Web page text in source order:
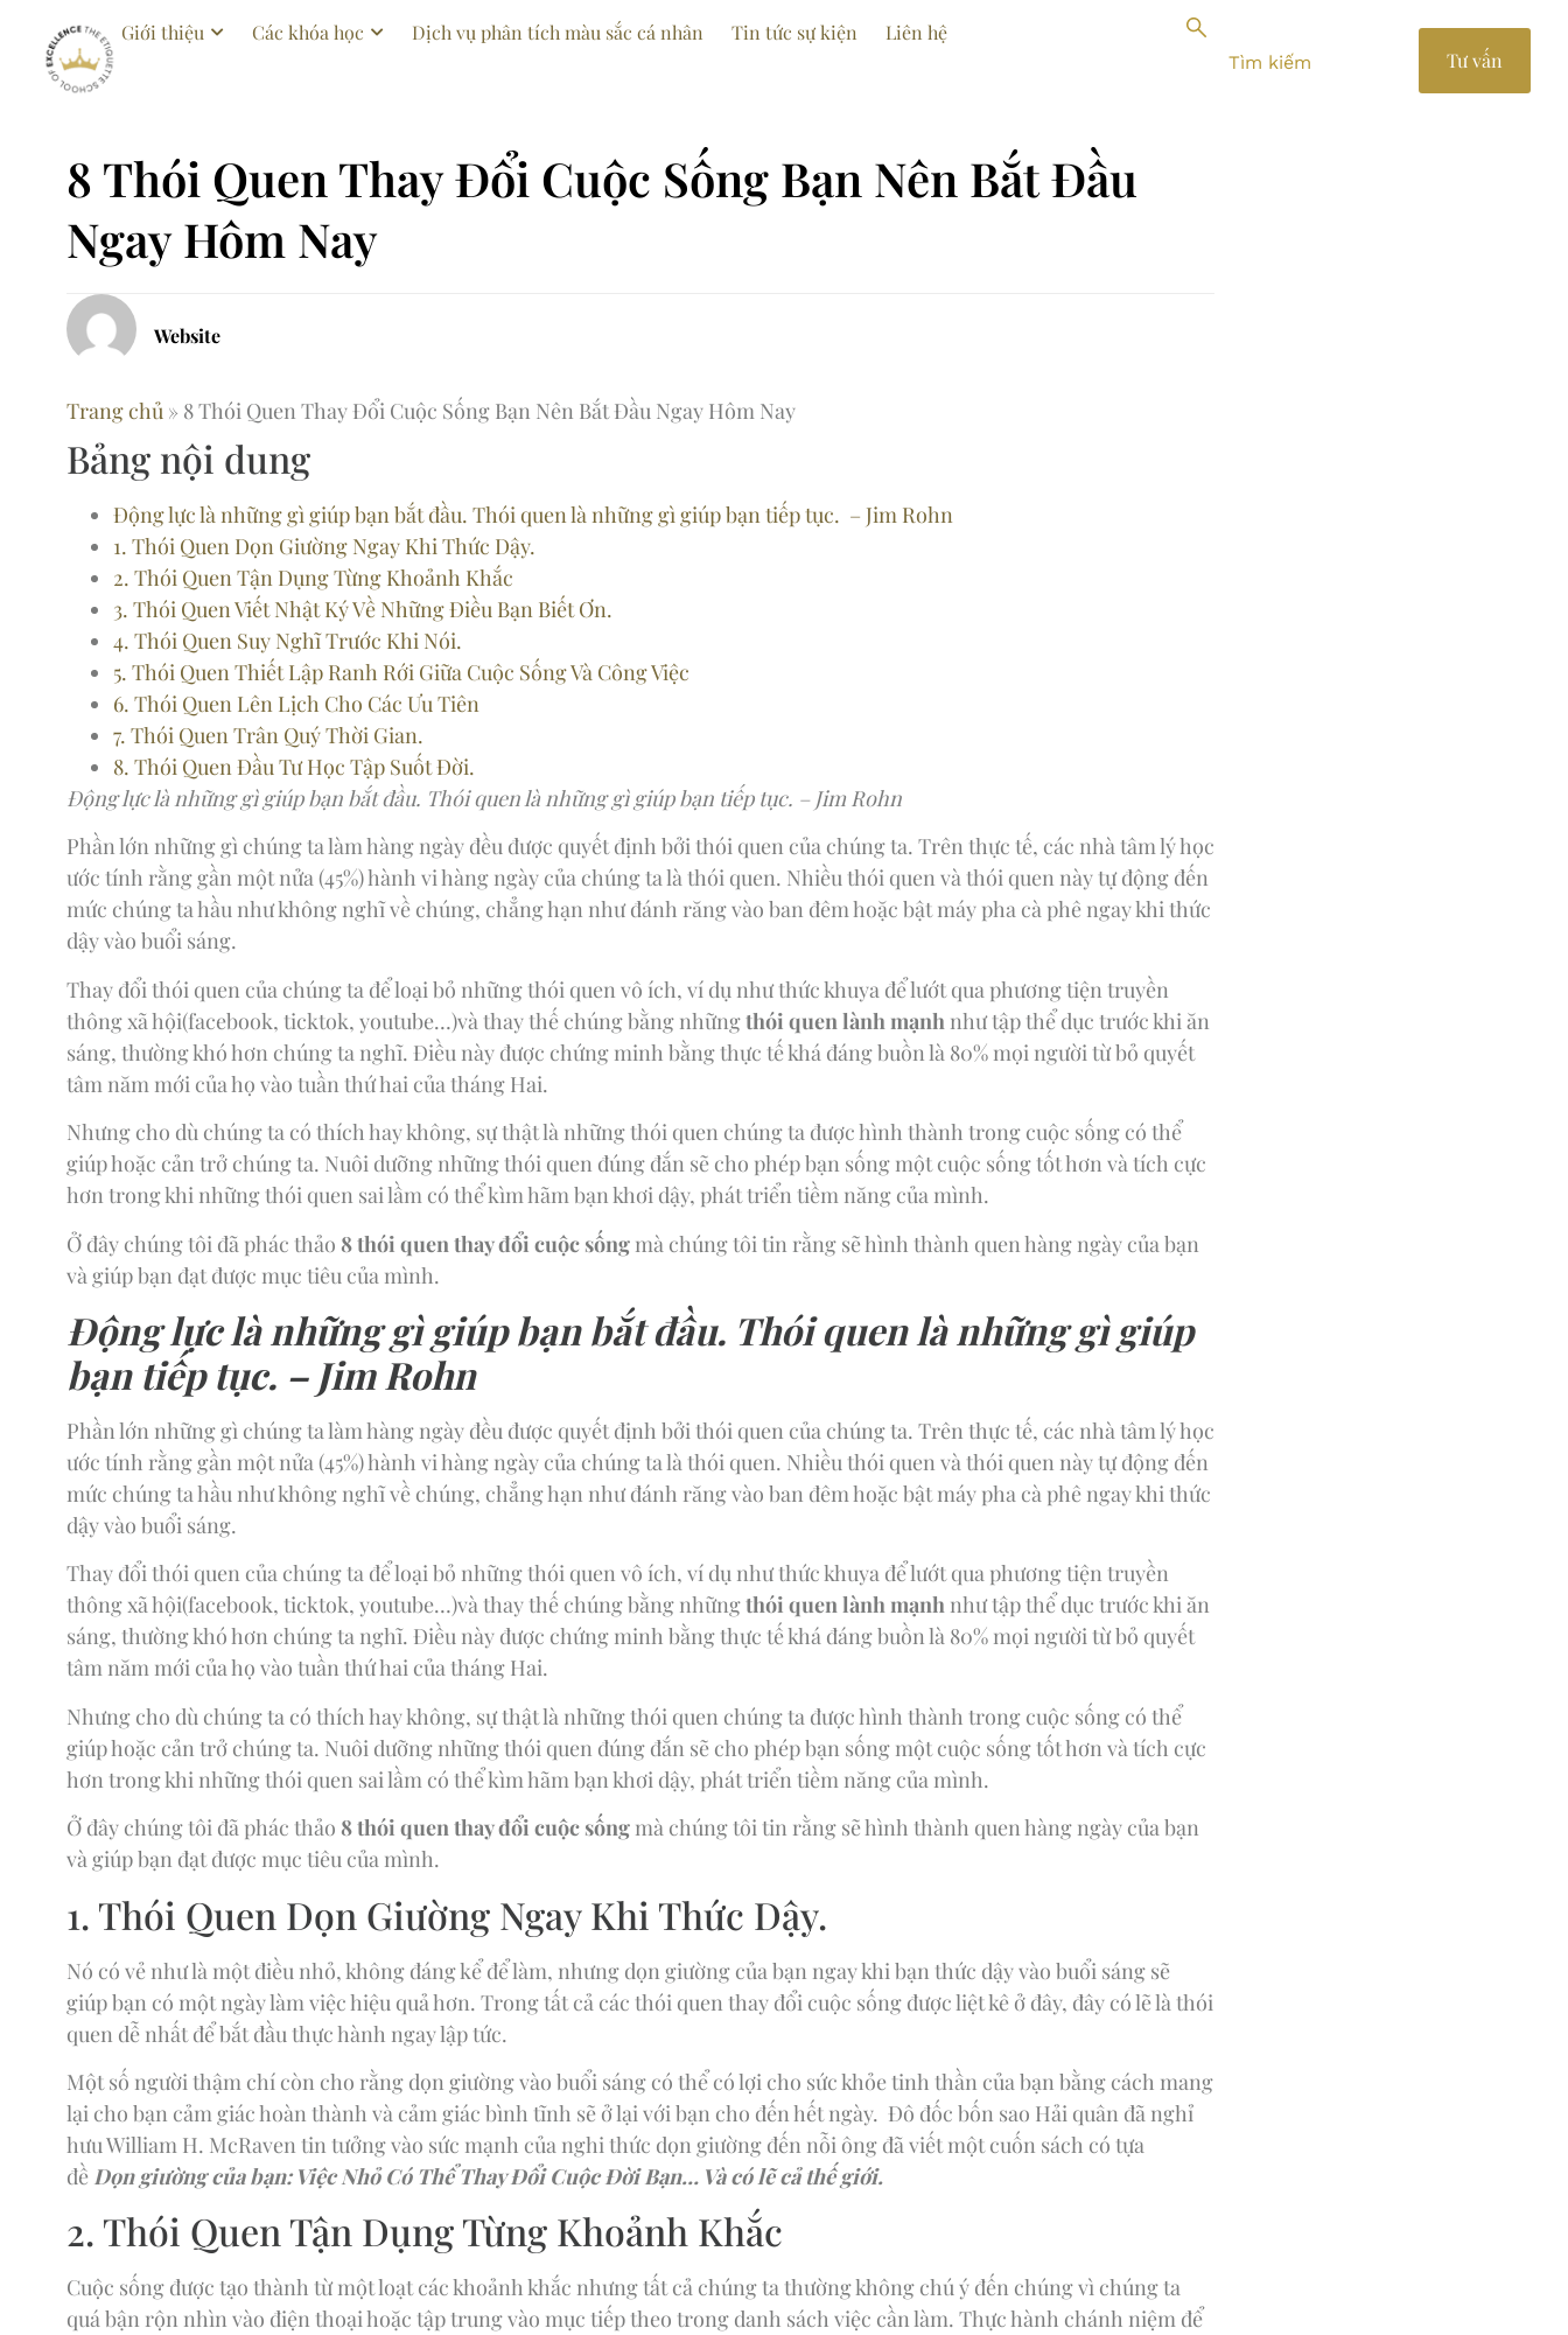
Giới thiệu Các khóa học Dịch vụ phân tích màu sắc cá nhân Tin tức sự kiện
Liên hệ
Tư vấn
8 Thói Quen Thay Đổi Cuộc Sống Bạn Nên Bắt Đầu
Ngay Hôm Nay
Website
Trang chủ » 8 Thói Quen Thay Đổi Cuộc Sống Bạn Nên Bắt Đầu Ngay Hôm Nay
Bảng nội dung
Động lực là những gì giúp bạn bắt đầu. Thói quen là những gì giúp bạn tiếp tục. – Jim Rohn
1. Thói Quen Dọn Giường Ngay Khi Thức Dậy.
2. Thói Quen Tận Dụng Từng Khoảnh Khắc
3. Thói Quen Viết Nhật Ký Về Những Điều Bạn Biết Ơn.
4. Thói Quen Suy Nghĩ Trước Khi Nói.
5. Thói Quen Thiết Lập Ranh Rới Giữa Cuộc Sống Và Công Việc
6. Thói Quen Lên Lịch Cho Các Ưu Tiên
7. Thói Quen Trân Quý Thời Gian.
8. Thói Quen Đầu Tư Học Tập Suốt Đời.
Động lực là những gì giúp bạn bắt đầu. Thói quen là những gì giúp bạn tiếp tục. – Jim Rohn
Phần lớn những gì chúng ta làm hàng ngày đều được quyết định bởi thói quen của chúng ta. Trên thực tế, các nhà tâm lý học
ước tính rằng gần một nửa (45%) hành vi hàng ngày của chúng ta là thói quen. Nhiều thói quen và thói quen này tự động đến
mức chúng ta hầu như không nghĩ về chúng, chẳng hạn như đánh răng vào ban đêm hoặc bật máy pha cà phê ngay khi thức
dậy vào buổi sáng.
Thay đổi thói quen của chúng ta để loại bỏ những thói quen vô ích, ví dụ như thức khuya để lướt qua phương tiện truyền
thông xã hội(facebook, ticktok, youtube…)và thay thế chúng bằng nhữngthói quen lành mạnh như tập thể dục trước khi ăn
sáng, thường khó hơn chúng ta nghĩ. Điều này được chứng minh bằng thực tế khá đáng buồn là 80% mọi người từ bỏ quyết
tâm năm mới của họ vào tuần thứ hai của tháng Hai.
Nhưng cho dù chúng ta có thích hay không, sự thật là những thói quen chúng ta được hình thành trong cuộc sống có thể
giúp hoặc cản trở chúng ta. Nuôi dưỡng những thói quen đúng đắn sẽ cho phép bạn sống một cuộc sống tốt hơn và tích cực
hơn trong khi những thói quen sai lầm có thể kìm hãm bạn khơi dậy, phát triển tiềm năng của mình.
Ở đây chúng tôi đã phác thảo 8 thói quen thay đổi cuộc sống mà chúng tôi tin rằng sẽ hình thành quen hàng ngày của bạn
và giúp bạn đạt được mục tiêu của mình.
Động lực là những gì giúp bạn bắt đầu. Thói quen là những gì giúp
bạn tiếp tục. – Jim Rohn
Phần lớn những gì chúng ta làm hàng ngày đều được quyết định bởi thói quen của chúng ta. Trên thực tế, các nhà tâm lý học
ước tính rằng gần một nửa (45%) hành vi hàng ngày của chúng ta là thói quen. Nhiều thói quen và thói quen này tự động đến
mức chúng ta hầu như không nghĩ về chúng, chẳng hạn như đánh răng vào ban đêm hoặc bật máy pha cà phê ngay khi thức
dậy vào buổi sáng.
Thay đổi thói quen của chúng ta để loại bỏ những thói quen vô ích, ví dụ như thức khuya để lướt qua phương tiện truyền
thông xã hội(facebook, ticktok, youtube…)và thay thế chúng bằng nhữngthói quen lành mạnhnhư tập thể dục trước khi ăn
sáng, thường khó hơn chúng ta nghĩ. Điều này được chứng minh bằng thực tế khá đáng buồn là 80% mọi người từ bỏ quyết
tâm năm mới của họ vào tuần thứ hai của tháng Hai.
Nhưng cho dù chúng ta có thích hay không, sự thật là những thói quen chúng ta được hình thành trong cuộc sống có thể
giúp hoặc cản trở chúng ta. Nuôi dưỡng những thói quen đúng đắn sẽ cho phép bạn sống một cuộc sống tốt hơn và tích cực
hơn trong khi những thói quen sai lầm có thể kìm hãm bạn khơi dậy, phát triển tiềm năng của mình.
Ở đây chúng tôi đã phác thảo 8 thói quen thay đổi cuộc sốngmà chúng tôi tin rằng sẽ hình thành quen hàng ngày của bạn
và giúp bạn đạt được mục tiêu của mình.
1. Thói Quen Dọn Giường Ngay Khi Thức Dậy.
Nó có vẻ như là một điều nhỏ, không đáng kể để làm, nhưng dọn giường của bạn ngay khi bạn thức dậy vào buổi sáng sẽ
giúp bạn có một ngày làm việc hiệu quả hơn. Trong tất cả các thói quen thay đổi cuộc sống được liệt kê ở đây, đây có lẽ là thói
quen dễ nhất để bắt đầu thực hành ngay lập tức.
Một số người thậm chí còn cho rằng dọn giường vào buổi sáng có thể có lợi cho sức khỏe tinh thần của bạn bằng cách mang
lại cho bạn cảm giác hoàn thành và cảm giác bình tĩnh sẽ ở lại với bạn cho đến hết ngày. Đô đốc bốn sao Hải quân đã nghỉ
hưu William H. McRaven tin tưởng vào sức mạnh của nghi thức dọn giường đến nỗi ông đã viết một cuốn sách có tựa
đề Dọn giường của bạn: Việc Nhỏ Có Thể Thay Đổi Cuộc Đời Bạn… Và có lẽ cả thế giới.
2. Thói Quen Tận Dụng Từng Khoảnh Khắc
Cuộc sống được tạo thành từ một loạt các khoảnh khắc nhưng tất cả chúng ta thường không chú ý đến chúng vì chúng ta
quá bận rộn nhìn vào điện thoại hoặc tập trung vào mục tiếp theo trong danh sách việc cần làm. Thực hành chánh niệm để